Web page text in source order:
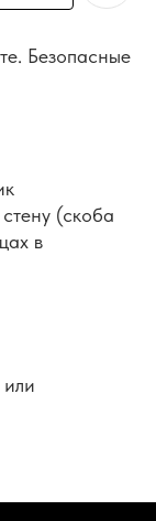
Безопасные
(скоба
в